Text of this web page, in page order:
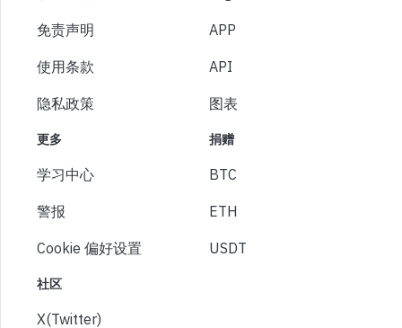
免责声明
使用条款
隐私政策
APP
API
图表
更多
学习中心
警报
Cookie 偏好设置
捐赠
BTC
ETH
USDT
社区
X(Twitter)